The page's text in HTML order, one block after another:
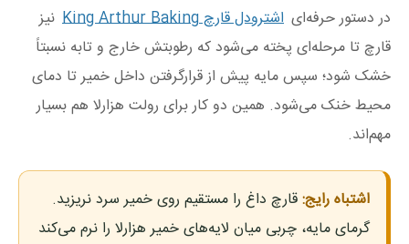
در دستور حرفه‌ای اشترودل قارچ King Arthur Baking
نیز
قارچ تا مرحله‌ای پخته می‌شود که رطوبتش خارج و تابه نسبتاً
خشک شود؛ سپس مایه پیش از قرارگرفتن داخل خمیر تا دمای
محیط خنک می‌شود. همین دو کار برای رولت هزارلا هم بسیار
مهم‌اند.
اشتباه رایج:قارچ داغ را مستقیم روی خمیر سرد نریزید.
گرمای مایه، چربی میان لایه‌های خمیر هزارلا را نرم می‌کند